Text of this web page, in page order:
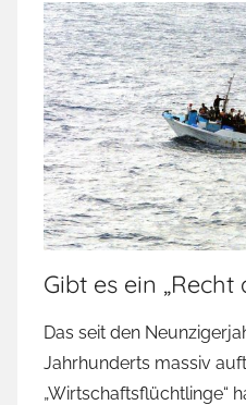
Gibt es ein „Recht
Das seit den
Jahrhunderts massiv
„Wirtschaftsflüchtlinge“